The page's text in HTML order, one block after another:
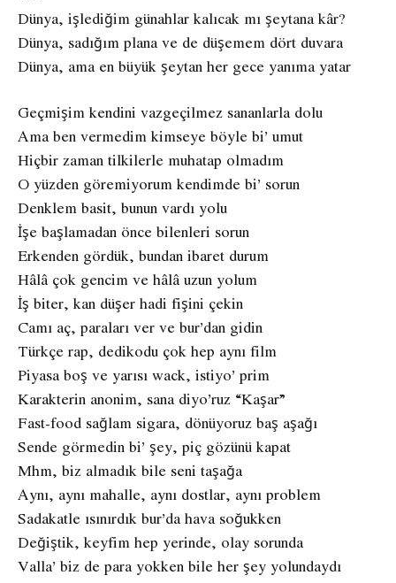
Dünya, işlediğim günahlar kalıcak mı şeytana kâr?
Dünya, sadığım plana ve de düşemem dört duvara
Dünya, ama en büyük şeytan her gece yanıma yatar
Geçmişim kendini vazgeçilmez sananlarla dolu
Ama ben vermedim kimseye böyle bi’ umut
Hiçbir zaman tilkilerle muhatap olmadım
O yüzden göremiyorum kendimde bi’ sorun
Denklem basit, bunun vardı yolu
İşe başlamadan önce bilenleri sorun
Erkenden gördük, bundan ibaret durum
Hâlâ çok gencim ve hâlâ uzun yolum
İş biter, kan düşer hadi fişini çekin
Camı aç, paraları ver ve bur’dan gidin
Türkçe rap, dedikodu çok hep aynı film
Piyasa boş ve yarısı wack, istiyo’ prim
Karakterin anonim, sana diyo’ruz “Kaşar”
Fast-food sağlam sigara, dönüyoruz baş aşağı
Sende görmedin bi’ şey, piç gözünü kapat
Mhm, biz almadık bile seni taşağa
Aynı, aynı mahalle, aynı dostlar, aynı problem
Sadakatle ısınırdık bur’da hava soğukken
Değiştik, keyfim hep yerinde, olay sorunda
Valla’ biz de para yokken bile her şey yolundaydı